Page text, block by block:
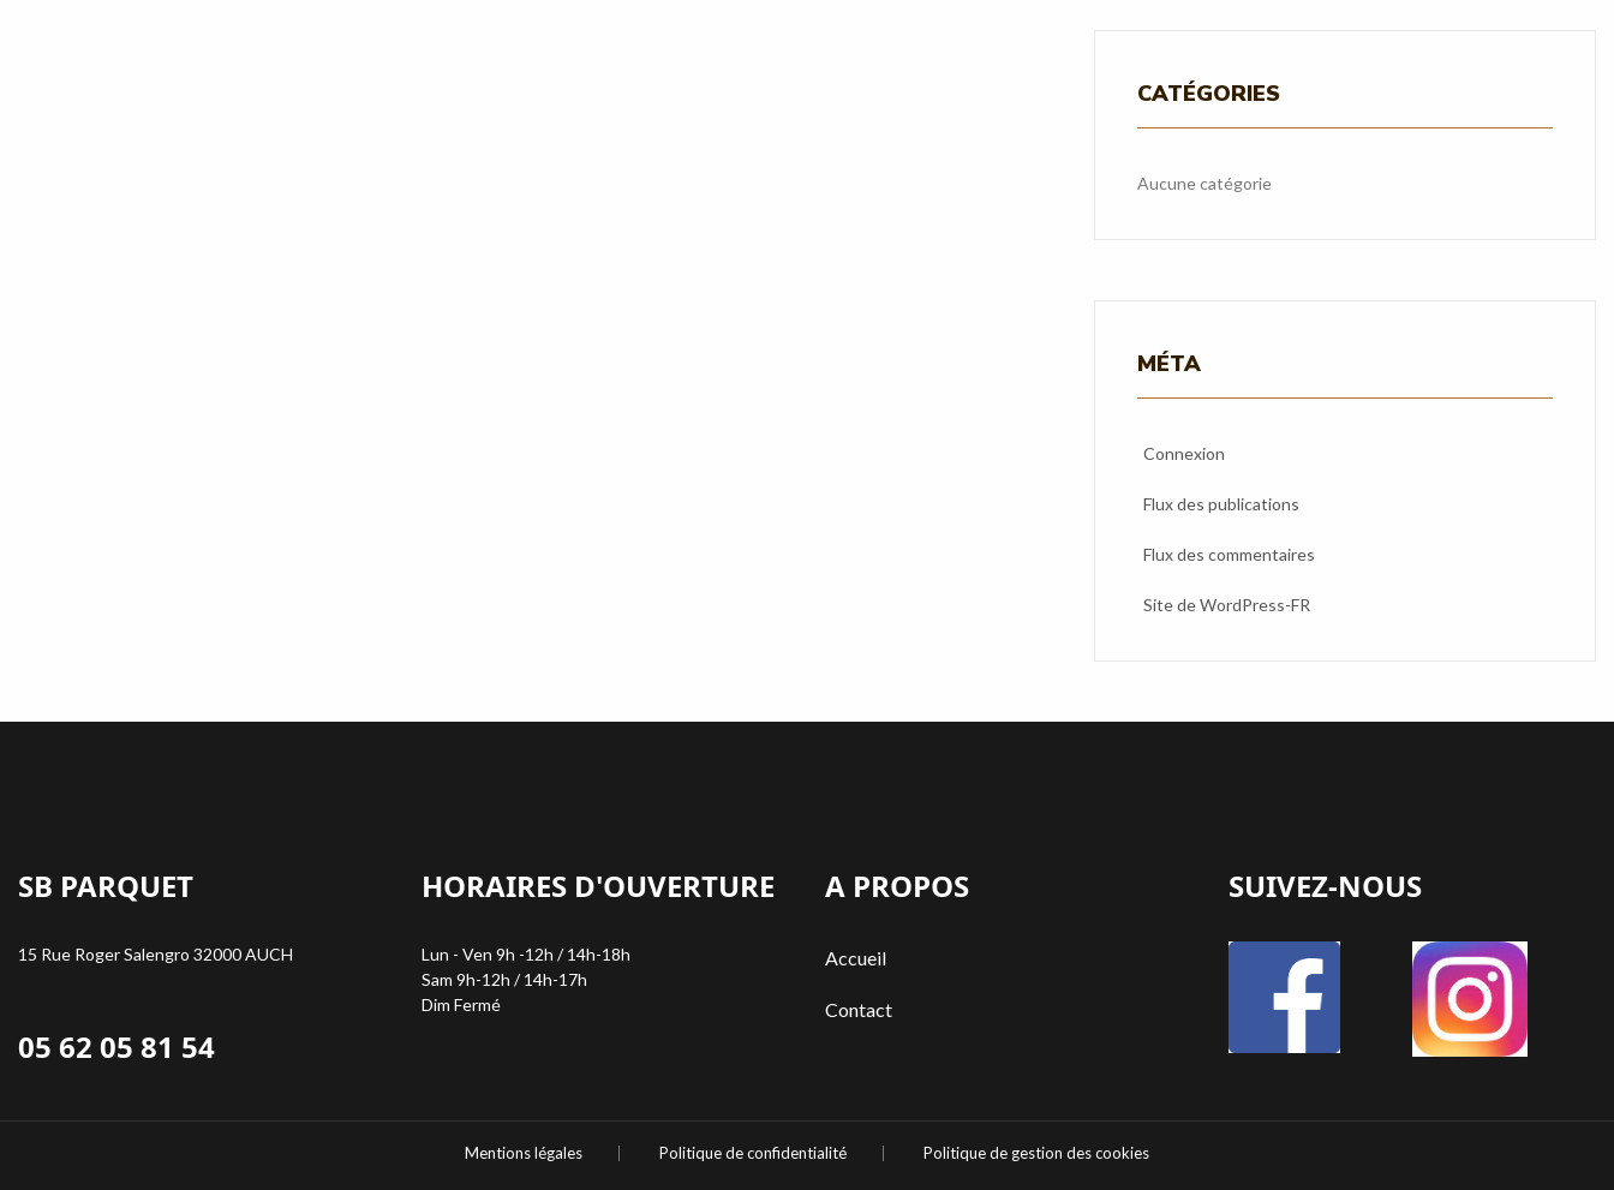
CATÉGORIES
Aucune catégorie
MÉTA
Connexion
Flux des publications
Flux des commentaires
Site de WordPress-FR
SB PARQUET
15 Rue Roger Salengro 32000 AUCH
05 62 05 81 54
HORAIRES D'OUVERTURE
Lun - Ven 9h -12h / 14h-18h
Sam 9h-12h / 14h-17h
Dim Fermé
A PROPOS
Accueil
Contact
SUIVEZ-NOUS
Mentions légales Politique de confidentialité Politique de gestion des cookies